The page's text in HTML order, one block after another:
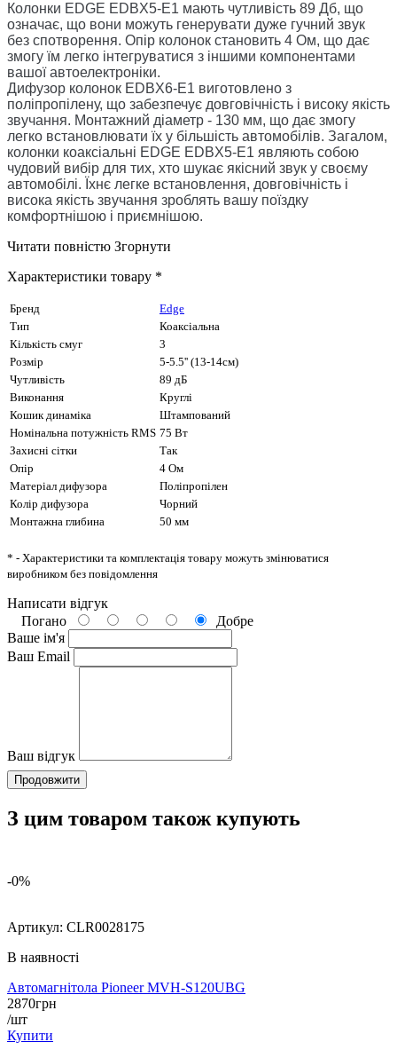
Колонки EDGE EDBX5-E1 мають чутливість 89 Дб, що
означає, що вони можуть генерувати дуже гучний звук
без спотворення. Опір колонок становить 4 Ом, що дає
змогу їм легко інтегруватися з іншими компонентами
вашої автоелектроніки.
Дифузор колонок EDBX6-E1 виготовлено з
поліпропілену, що забезпечує довговічність і високу якість
звучання. Монтажний діаметр - 130 мм, що дає змогу
легко встановлювати їх у більшість автомобілів. Загалом,
колонки коаксіальні EDGE EDBX5-E1 являють собою
чудовий вибір для тих, хто шукає якісний звук у своєму
автомобілі. Їхнє легке встановлення, довговічність і
висока якість звучання зроблять вашу поїздку
комфортнішою і приємнішою.
Читати повністю Згорнути
Характеристики товару *
Бренд
Edge
Тип
Коаксіальна
Кількість смуг
3
Розмір
5-5.5'' (13-14см)
Чутливість
89 дБ
Виконання
Круглі
Кошик динаміка
Штампований
Номінальна потужність RMS 75 Вт
Захисні сітки
Так
Опір
4 Ом
Матеріал дифузора
Поліпропілен
Колір дифузора
Чорний
Монтажна глибина
50 мм
* - Характеристики та комплектація товару можуть змінюватися
виробником без повідомлення
Написати відгук
Погано
Добре
Ваше ім'я
Ваш Email
Ваш відгук
Продовжити
З цим товаром також купують
-0%
Артикул: CLR0028175
В наявності
Автомагнітола Pioneer MVH-S120UBG
2870грн
/шт
Купити